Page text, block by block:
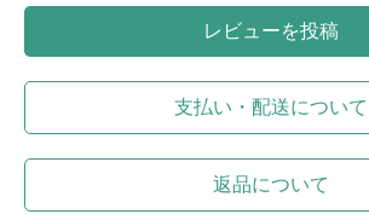
レビューを投稿
支払い・配送について
返品について